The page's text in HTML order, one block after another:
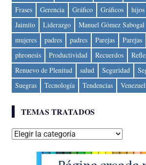
Frases
Gerencia Gráfico Gráficos hijos
Jaimito
Liderazgo Manuel Gómez Sabogal
mujeres
padres padres Parejas Parejas
phronesis
Productividad Recuerdos
Renuevo de Plenitud
salud Seguridad
Suegras
Tecnología Tendencias
TEMAS TRATADOS
Temas